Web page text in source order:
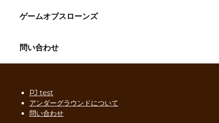
ゲームオブスローンズ
問い合わせ
PJ test
アンダーグラウンドについて
問い合わせ